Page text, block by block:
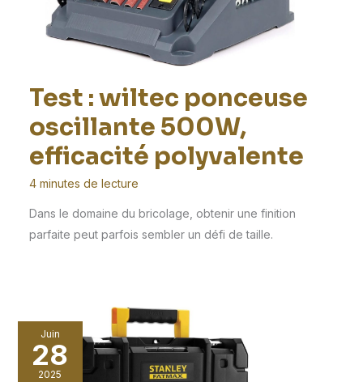
Test : wiltec ponceuse
oscillante 500W,
efficacité polyvalente
4 minutes de lecture
Dans le domaine du bricolage, obtenir une finition
parfaite peut parfois sembler un défi de taille.
Juin
28
2025